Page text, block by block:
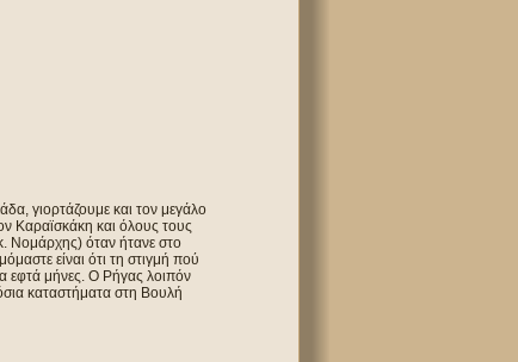
γιορτάζουμε και τον μεγάλο
Καραϊσκάκη και όλους τους
Νομάρχης) όταν ήτανε στο
είναι ότι τη στιγμή πού
εφτά μήνες. Ο Ρήγας λοιπόν
καταστήματα στη Βουλή